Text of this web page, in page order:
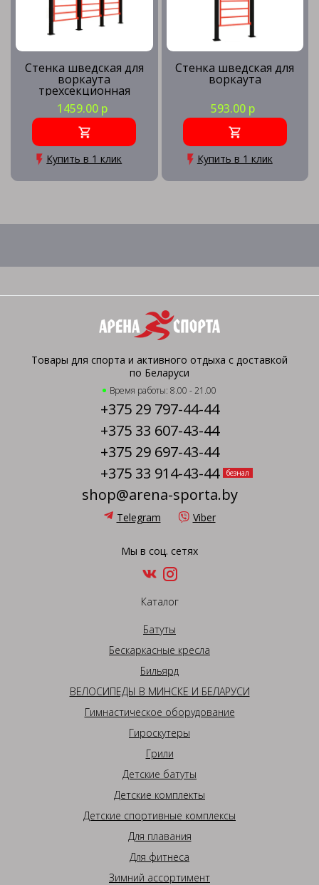
Стенка шведская для
воркаута
трехсекционная
1459.00 р
Купить в 1 клик
Стенка шведская для
воркаута
593.00 р
Купить в 1 клик
Товары для спорта и активного отдыха с доставкой
по Беларуси
Время работы: 8.00 - 21.00
+375 29 797-44-44
+375 33 607-43-44
+375 29 697-43-44
+375 33 914-43-44
безнал
shop@arena-sporta.by
Telegram Viber
Мы в соц. сетях
Каталог
Батуты
Бескаркасные кресла
Бильярд
ВЕЛОСИПЕДЫ В МИНСКЕ И БЕЛАРУСИ
Гимнастическое оборудование
Гироскутеры
Грили
Детские батуты
Детские комплекты
Детские спортивные комплексы
Для плавания
Для фитнеса
Зимний ассортимент